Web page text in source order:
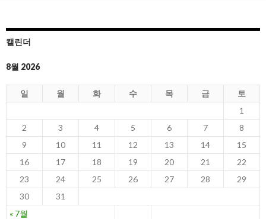
캘린더
8월 2026
일 월 화 수 목 금 토
« 7월
1
2
3 4 5 6 7
8
9
10 11 12 13 14
15
16
17 18 19 20 21
22
23
24 25 26 27 28
29
30
31